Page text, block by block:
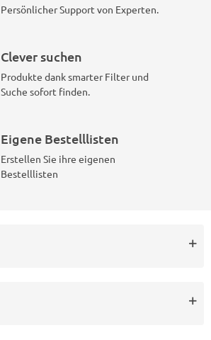
Persönlicher Support von Experten.
Clever suchen
Produkte dank smarter Filter und
Suche sofort finden.
Eigene Bestelllisten
Erstellen Sie ihre eigenen
Bestelllisten